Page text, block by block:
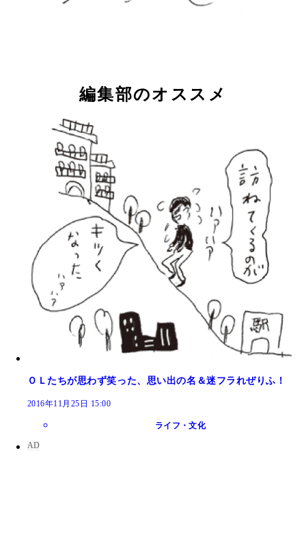
編集部のオススメ
ＯＬたちが思わず笑った、思い出の名＆迷フラれぜりふ！
2016年11月25日 15:00
ライフ・文化